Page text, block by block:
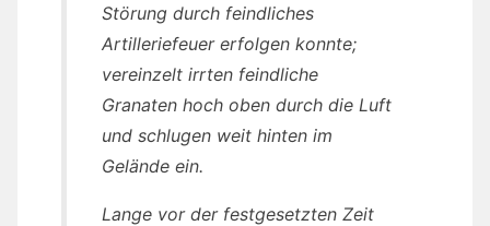
Störung durch feindliches
Artilleriefeuer erfolgen konnte;
vereinzelt irrten feindliche
Granaten hoch oben durch die Luft
und schlugen weit hinten im
Gelände ein.
Lange vor der festgesetzten Zeit